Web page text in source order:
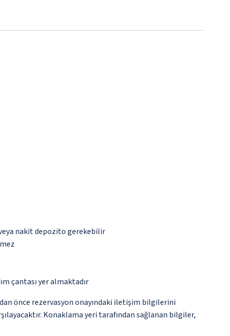
nakit depozito gerekebilir
çantası yer almaktadır
önce rezervasyon onayındaki iletişim bilgilerini
Konaklama yeri tarafından sağlanan bilgiler,